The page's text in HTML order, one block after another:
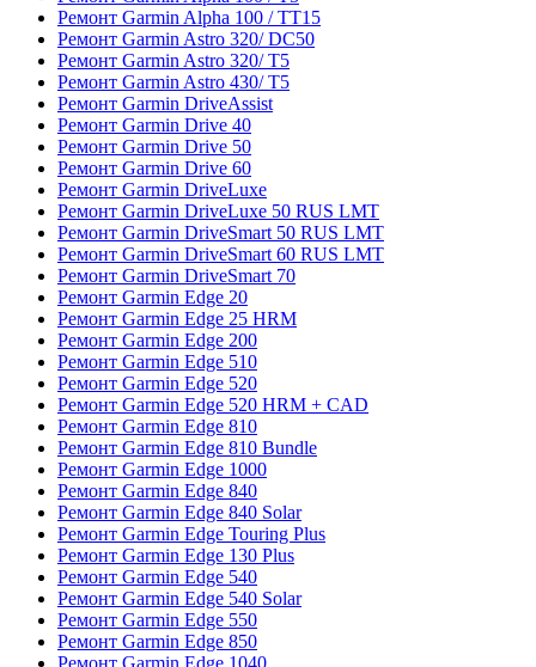
Ремонт Garmin Alpha 100 / TT15
Ремонт Garmin Astro 320/ DC50
Ремонт Garmin Astro 320/ T5
Ремонт Garmin Astro 430/ T5
Ремонт Garmin DriveAssist
Ремонт Garmin Drive 40
Ремонт Garmin Drive 50
Ремонт Garmin Drive 60
Ремонт Garmin DriveLuxe
Ремонт Garmin DriveLuxe 50 RUS LMT
Ремонт Garmin DriveSmart 50 RUS LMT
Ремонт Garmin DriveSmart 60 RUS LMT
Ремонт Garmin DriveSmart 70
Ремонт Garmin Edge 20
Ремонт Garmin Edge 25 HRM
Ремонт Garmin Edge 200
Ремонт Garmin Edge 510
Ремонт Garmin Edge 520
Ремонт Garmin Edge 520 HRM + CAD
Ремонт Garmin Edge 810
Ремонт Garmin Edge 810 Bundle
Ремонт Garmin Edge 1000
Ремонт Garmin Edge 840
Ремонт Garmin Edge 840 Solar
Ремонт Garmin Edge Touring Plus
Ремонт Garmin Edge 130 Plus
Ремонт Garmin Edge 540
Ремонт Garmin Edge 540 Solar
Ремонт Garmin Edge 550
Ремонт Garmin Edge 850
Ремонт Garmin Edge 1040